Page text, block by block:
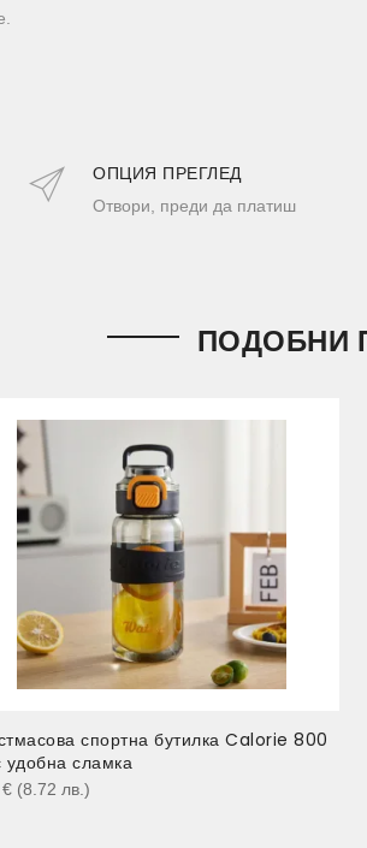
ОПЦИЯ ПРЕГЛЕД
Отвори, преди да платиш
ПОДОБНИ
спортна бутилка Calorie 800
удобна сламка
€ (8.72 лв. )